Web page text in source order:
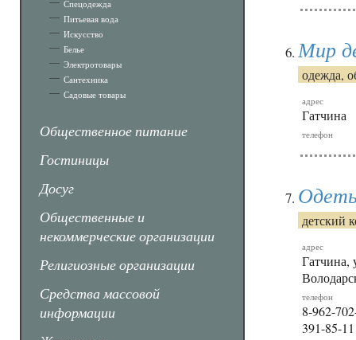
Спецодежда
Питьевая вода
Искусство
Белье
Электротовары
Сантехника
Садовые товары
Общественное питание
Гостиницы
Досуг
Общественные и
некоммерческие организации
Религиозные организации
Средства массовой
информации
Мир
одежда,
адрес
Гатчина
телефон
детский
адрес
Гатчина,
телефон
8-962-
391-85-11